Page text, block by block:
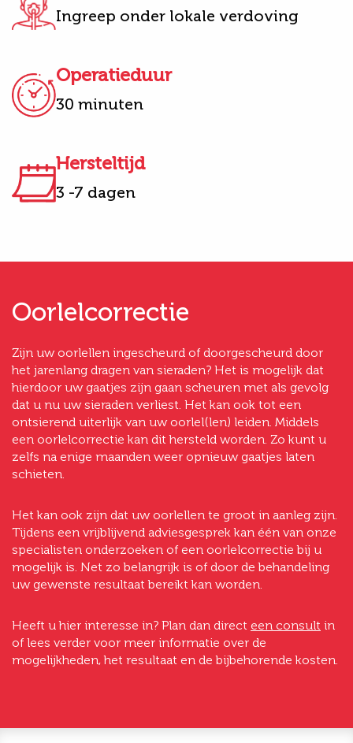
Ingreep onder lokale verdoving
Operatieduur
30 minuten
Hersteltijd
3 -7 dagen
Oorlelcorrectie
Zijn uw oorlellen ingescheurd of doorgescheurd door
het jarenlang dragen van sieraden? Het is mogelijk dat
hierdoor uw gaatjes zijn gaan scheuren met als gevolg
dat u nu uw sieraden verliest. Het kan ook tot een
ontsierend uiterlijk van uw oorlel(len) leiden. Middels
een oorlelcorrectie kan dit hersteld worden. Zo kunt u
zelfs na enige maanden weer opnieuw gaatjes laten
schieten.
Het kan ook zijn dat uw oorlellen te groot in aanleg zijn.
Tijdens een vrijblijvend adviesgesprek kan één van onze
specialisten onderzoeken of een oorlelcorrectie bij u
mogelijk is. Net zo belangrijk is of door de behandeling
uw gewenste resultaat bereikt kan worden.
Heeft u hier interesse in? Plan dan direct een consult in
of lees verder voor meer informatie over de
mogelijkheden, het resultaat en de bijbehorende kosten.